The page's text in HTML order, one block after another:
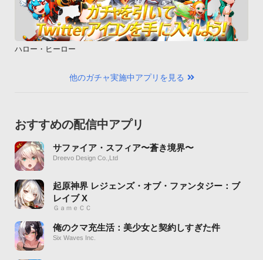
ハロー・ヒーロー
他のガチャ実施中アプリを見る
おすすめの配信中アプリ
サファイア・スフィア〜蒼き境界〜
Dreevo Design Co.,Ltd
起原神界 レジェンズ・オブ・ファンタジー：ブ
レイブ X
ＧａｍｅＣＣ
俺のクマ充生活：美少女と契約しすぎた件
Six Waves Inc.